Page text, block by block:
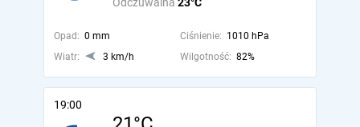
Opad: 0 mm Ciśnienie: 1010 hPa
Wiatr:
3 km/h Wilgotność: 82%
19:00